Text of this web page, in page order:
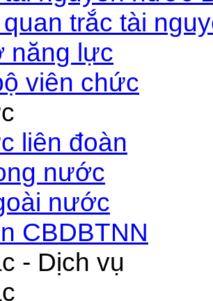
trắc tài
năng lực
viên chức
liên đoàn
nước
nước
CBDBTNN
- Dịch vụ